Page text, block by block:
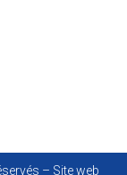
– Site web